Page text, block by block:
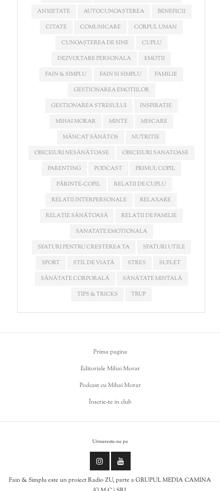
ANXIETATE
AUTOCUNOAȘTEREA
BENEFICII
CITATE
COMUNICARE
CORPUL UMAN
CUNOAȘTEREA DE SINE
CUPLU
DEZVOLTARE PERSONALA
EMOTII
FAIN & SIMPLU
FAIN SI SIMPLU
FAMILIE
GESTIONAREA EMOTIILOR
GESTIONAREA STRESULUI
INSPIRATIE
MIHAI MORAR
MINTE
MISCARE
MÂNCAT SĂNĂTOS
NUTRITIE
OBICEIURI NESĂNĂTOASE
OBICEIURI SANATOASE
PARENTING
PODCAST
PRIMUL COPIL
PĂRINTE-COPIL
RELATII DE CUPLU
RELATII INTERPERSONALE
RELAXARE
RELAȚIE SĂNĂTOASĂ
RELAȚII DE FAMILIE
SANATATE EMOTIONALA
SFATURI PENTRU CREȘTEREA TA
SFATURI UTILE
SPORT
STIL DE VIAȚĂ STRES
SUFLET
SĂNĂTATE CORPORALĂ
SĂNĂTATE MINTALĂ
TIPS & TRICKS
TRUP
Prima pagina
Editoriale Mihai Morar
Podcast cu Mihai Morar
Înscrie-te in club
Urmareste-ne pe
Fain & Simplu este un proiect Radio ZU, parte a GRUPUL MEDIA CAMINA